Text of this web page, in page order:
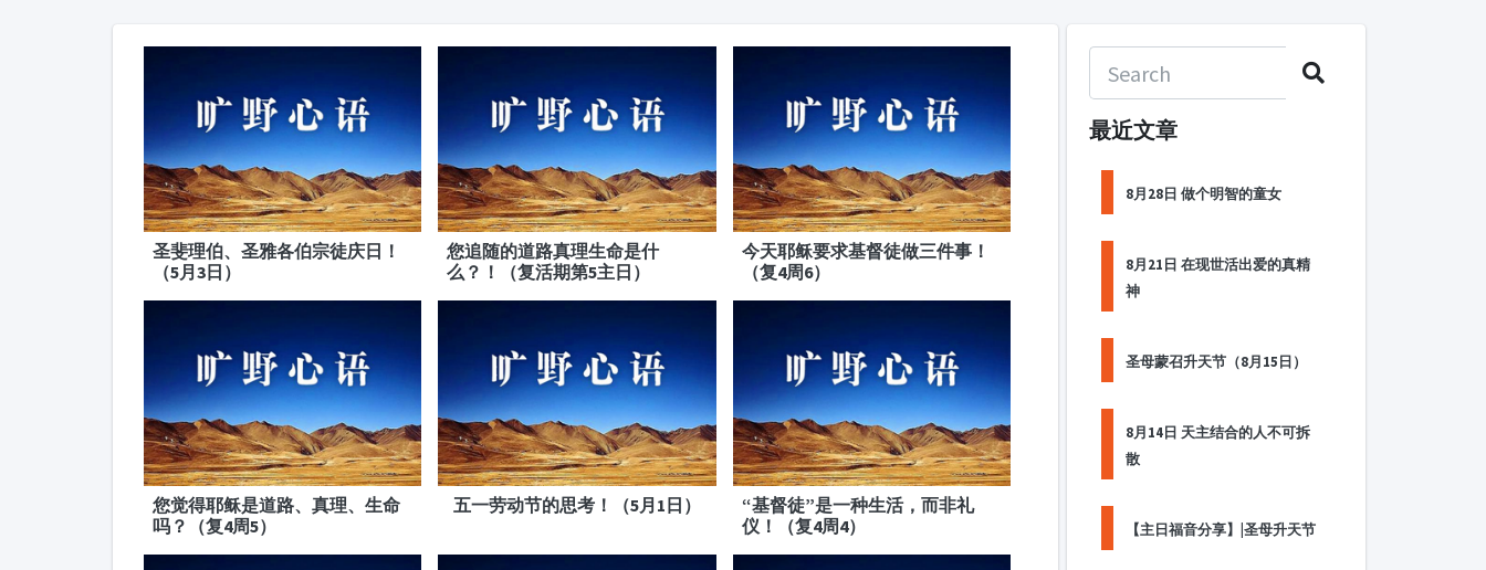
圣斐理伯、圣雅各伯宗徒庆日！
（5月3日）
您追随的道路真理生命是什
么？！（复活期第5主日）
今天耶稣要求基督徒做三件事！
（复4周6）
您觉得耶稣是道路、真理、生命
吗？（复4周5）
五一劳动节的思考！（5月1日）
“基督徒”是一种生活，而非礼
仪！（复4周4）
最近文章
8月28日 做个明智的童女
8月21日 在现世活出爱的真精
神
圣母蒙召升天节（8月15日）
8月14日 天主结合的人不可拆
散
【主日福音分享】|圣母升天节